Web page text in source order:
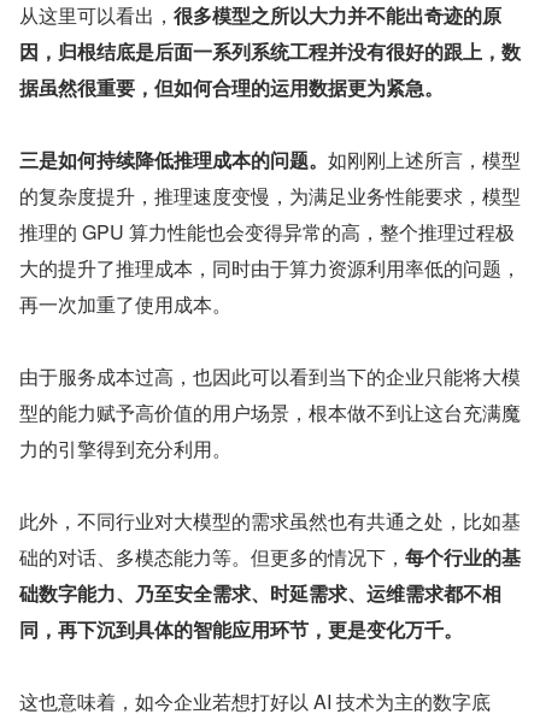
从这里可以看出， 很多模型之所以大力并不能出奇迹的原
因，归根结底是后面一系列系统工程并没有很好的跟上，数
据虽然很重要，但如何合理的运用数据更为紧急。
三是如何持续降低推理成本的问题。 如刚刚上述所言，模型
的复杂度提升，推理速度变慢，为满足业务性能要求，模型
推理的 GPU 算力性能也会变得异常的高，整个推理过程极
大的提升了推理成本，同时由于算力资源利用率低的问题，
再一次加重了使用成本。
由于服务成本过高，也因此可以看到当下的企业只能将大模
型的能力赋予高价值的用户场景，根本做不到让这台充满魔
力的引擎得到充分利用。
此外，不同行业对大模型的需求虽然也有共通之处，比如基
础的对话、多模态能力等。但更多的情况下， 每个行业的基
础数字能力、乃至安全需求、时延需求、运维需求都不相
同，再下沉到具体的智能应用环节，更是变化万千。
这也意味着，如今企业若想打好以 AI 技术为主的数字底